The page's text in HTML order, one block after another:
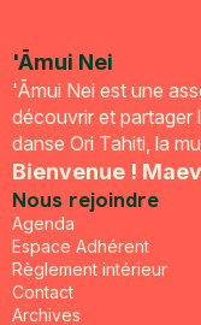
'Āmui Nei
'Āmui Nei est une
découvrir et partager
danse Ori Tahiti, la
Bienvenue !
Nous rejoindre
Agenda
Espace Adhérent
Règlement intérieur
Contact
Archives